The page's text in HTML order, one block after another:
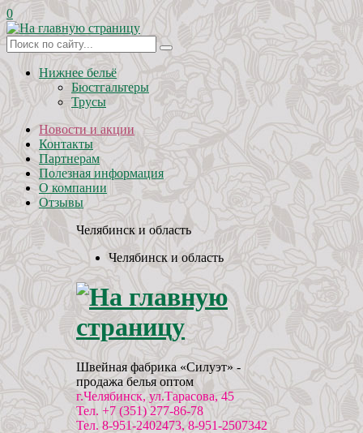
0
Нижнее бельё
Бюстгальтеры
Трусы
Новости и акции
Контакты
Партнерам
Полезная информация
О компании
Отзывы
Челябинск и область
Челябинск и область
Швейная фабрика «Силуэт» -
продажа белья оптом
г.Челябинск, ул.Тарасова, 45
Тел. +7 (351) 277-86-78
Тел. 8-951-2402473, 8-951-2507342